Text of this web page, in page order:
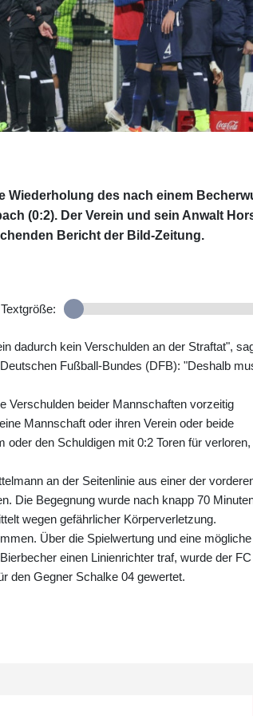
Wiederholung des nach einem
(0:2). Der Verein und sein Anwalt
Bericht der Bild-Zeitung.
Textgröße:
dadurch kein Verschulden an der Straftat",
Fußball-Bundes (DFB): "Deshalb
Verschulden beider Mannschaften vorzeitig
Mannschaft oder ihren Verein oder beide
den Schuldigen mit 0:2 Toren für verloren,
an der Seitenlinie aus einer der
Die Begegnung wurde nach knapp 70
wegen gefährlicher Körperverletzung.
Über die Spielwertung und eine mögliche
einen Linienrichter traf, wurde der
den Gegner Schalke 04 gewertet.